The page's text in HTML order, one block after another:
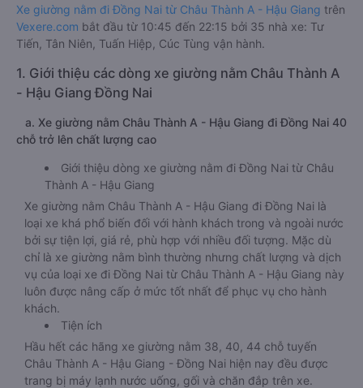
Xe giường nằm đi Đồng Nai từ Châu Thành A - Hậu Giang trên
Vexere.com bắt đầu từ 10:45 đến 22:15 bởi 35 nhà xe: Tư
Tiến, Tân Niên, Tuấn Hiệp, Cúc Tùng vận hành.
1. Giới thiệu các dòng xe giường nằm Châu Thành A
- Hậu Giang Đồng Nai
a. Xe giường nằm Châu Thành A - Hậu Giang đi Đồng Nai 40
chỗ trở lên chất lượng cao
Giới thiệu dòng xe giường nằm đi Đồng Nai từ Châu
Thành A - Hậu Giang
Xe giường nằm Châu Thành A - Hậu Giang đi Đồng Nai là
loại xe khá phổ biến đối với hành khách trong và ngoài nước
bởi sự tiện lợi, giá rẻ, phù hợp với nhiều đối tượng. Mặc dù
chỉ là xe giường nằm bình thường nhưng chất lượng và dịch
vụ của loại xe đi Đồng Nai từ Châu Thành A - Hậu Giang này
luôn được nâng cấp ở mức tốt nhất để phục vụ cho hành
khách.
Tiện ích
Hầu hết các hãng xe giường nằm 38, 40, 44 chỗ tuyến
Châu Thành A - Hậu Giang - Đồng Nai hiện nay đều được
trang bị máy lạnh nước uống, gối và chăn đắp trên xe.